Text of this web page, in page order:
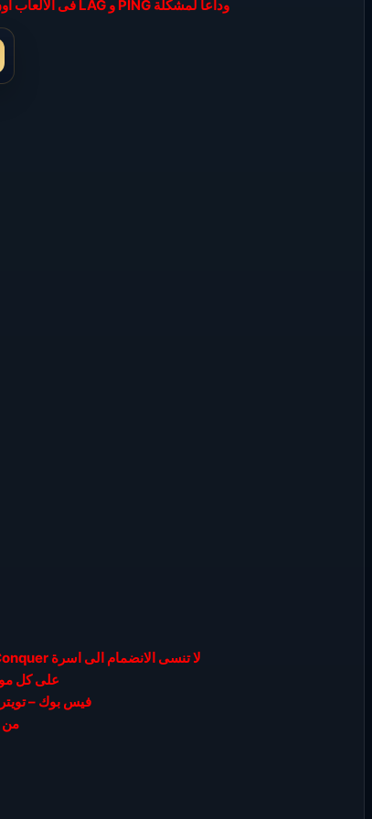
وداعاً لمشكلة PING و LAG فى الالعاب اون لاين من الان مع برنامج EXITLAG الرائع وعضوية VIP
لا تنسى الانضمام الى اسرة We Know Conquer الجروب العربي للعبة كونكر اون لاين
على كل
فيس بوك – تويتر
من